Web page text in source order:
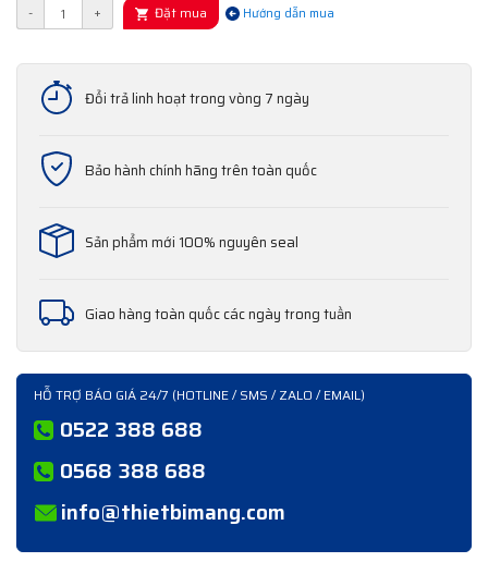
- + Đặt mua Hướng dẫn mua
Đổi trả linh hoạt trong vòng 7 ngày
Bảo hành chính hãng trên toàn quốc
Sản phẩm mới 100% nguyên seal
Giao hàng toàn quốc các ngày trong tuần
HỖ TRỢ BÁO GIÁ 24/7 (HOTLINE / SMS / ZALO / EMAIL)
0522 388 688
0568 388 688
info@thietbimang.com